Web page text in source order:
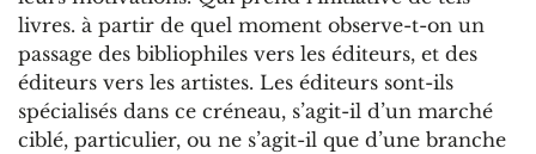
livres. à partir de quel moment observe-t-on un
passage des bibliophiles vers les éditeurs, et des
éditeurs vers les artistes. Les éditeurs sont-ils
spécialisés dans ce créneau, s’agit-il d’un marché
ciblé, particulier, ou ne s’agit-il que d’une branche